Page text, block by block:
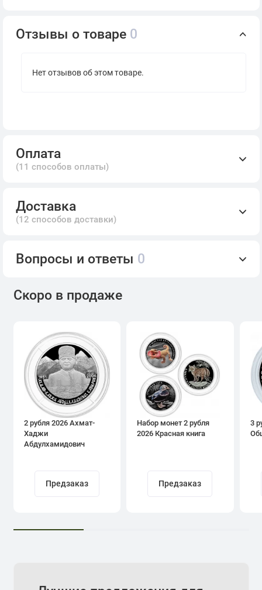
Отзывы о товаре 0
Нет отзывов об этом товаре.
Оплата
(11 способов оплаты)
Доставка
(12 способов доставки)
Вопросы и ответы 0
Скоро в продаже
2 рубля 2026 Ахмат-
Хаджи
Абдулхамидович
Предзаказ
Набор монет 2 рубля
2026 Красная книга
Предзаказ
3